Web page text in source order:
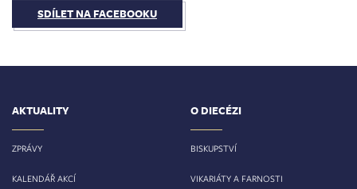
SDÍLET NA FACEBOOKU
AKTUALITY
ZPRÁVY
KALENDÁŘ AKCÍ
O DIECÉZI
BISKUPSTVÍ
VIKARIÁTY A FARNOSTI